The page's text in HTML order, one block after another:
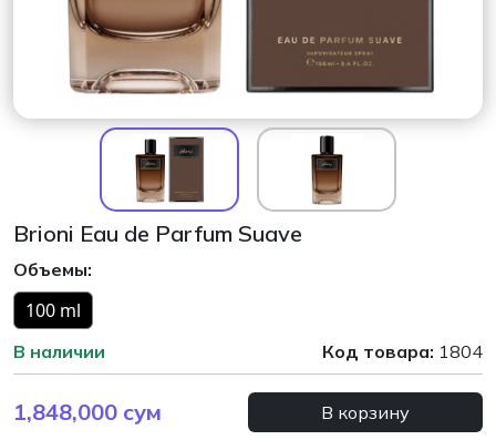
Brioni Eau de Parfum Suave
Объемы:
100 ml
В наличии Код товара: 1804
1,848,000 сум В корзину